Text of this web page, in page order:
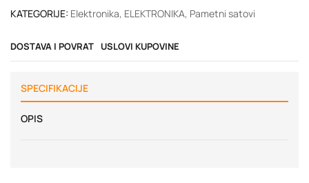
KATEGORIJE: Elektronika, ELEKTRONIKA, Pametni satovi
DOSTAVA I POVRAT USLOVI KUPOVINE
SPECIFIKACIJE
OPIS